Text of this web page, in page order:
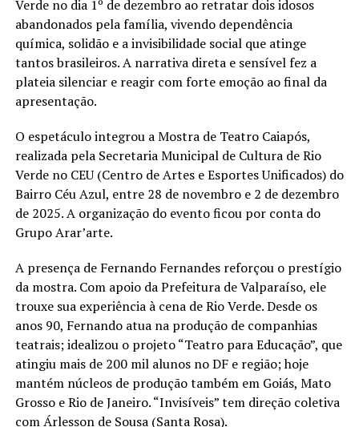
Verde no dia 1º de dezembro ao retratar dois idosos
abandonados pela família, vivendo dependência
química, solidão e a invisibilidade social que atinge
tantos brasileiros. A narrativa direta e sensível fez a
plateia silenciar e reagir com forte emoção ao final da
apresentação.
O espetáculo integrou a Mostra de Teatro Caiapós,
realizada pela Secretaria Municipal de Cultura de Rio
Verde no CEU (Centro de Artes e Esportes Unificados) do
Bairro Céu Azul, entre 28 de novembro e 2 de dezembro
de 2025. A organização do evento ficou por conta do
Grupo Arar’arte.
A presença de Fernando Fernandes reforçou o prestígio
da mostra. Com apoio da Prefeitura de Valparaíso, ele
trouxe sua experiência à cena de Rio Verde. Desde os
anos 90, Fernando atua na produção de companhias
teatrais; idealizou o projeto “Teatro para Educação”, que
atingiu mais de 200 mil alunos no DF e região; hoje
mantém núcleos de produção também em Goiás, Mato
Grosso e Rio de Janeiro. “Invisíveis” tem direção coletiva
com Árlesson de Sousa (Santa Rosa).